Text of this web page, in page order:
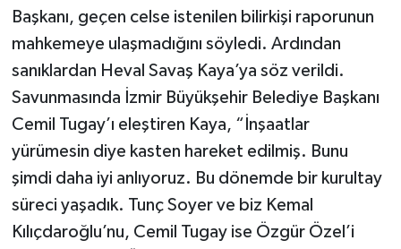
Başkanı, geçen celse istenilen bilirkişi raporunun
mahkemeye ulaşmadığını söyledi. Ardından
sanıklardan Heval Savaş Kaya’ya söz verildi.
Savunmasında İzmir Büyükşehir Belediye Başkanı
Cemil Tugay’ı eleştiren Kaya, “İnşaatlar
yürümesin diye kasten hareket edilmiş. Bunu
şimdi daha iyi anlıyoruz. Bu dönemde bir kurultay
süreci yaşadık. Tunç Soyer ve biz Kemal
Kılıçdaroğlu’nu, Cemil Tugay ise Özgür Özel’i